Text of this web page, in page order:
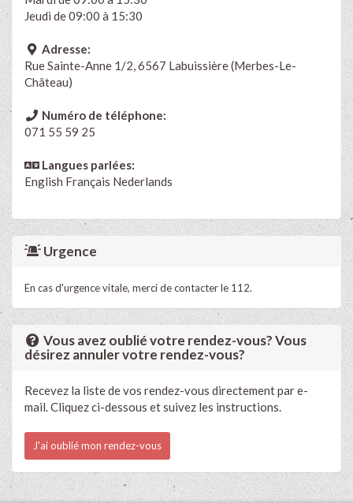
Jeudi de 09:00 à 15:30
Adresse:
Rue Sainte-Anne 1/2, 6567 Labuissière (Merbes-Le-
Château)
Numéro de téléphone:
071 55 59 25
Langues parlées:
English Français Nederlands
Urgence
En cas d'urgence vitale, merci de contacter le 112.
Vous avez oublié votre rendez-vous? Vous
désirez annuler votre rendez-vous?
Recevez la liste de vos rendez-vous directement par e-
mail. Cliquez ci-dessous et suivez les instructions.
J'ai oublié mon rendez-vous